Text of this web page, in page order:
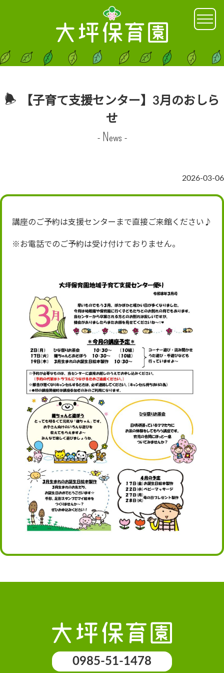
【子育て支援センター】3月のおしら
せ
- News -
2026-03-06
講座のご予約は支援センターまで直接ご来館ください♪
※お電話でのご予約は受け付けておりません。
0985-51-1478